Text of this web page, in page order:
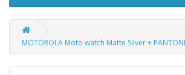
MOTOROLA Moto watch Matte Silver +